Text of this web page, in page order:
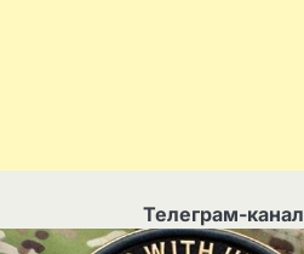
Телеграм-канал